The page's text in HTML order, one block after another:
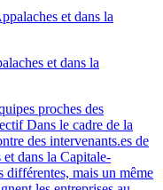
et dans la
proches des
Dans le cadre de la
des intervenants.es de
dans la Capitale-
différentes, mais un même